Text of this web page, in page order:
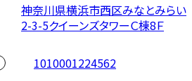
神奈川県横浜市西区みなとみらい
2-3-5クイーンズタワーＣ棟8Ｆ
1010001224562